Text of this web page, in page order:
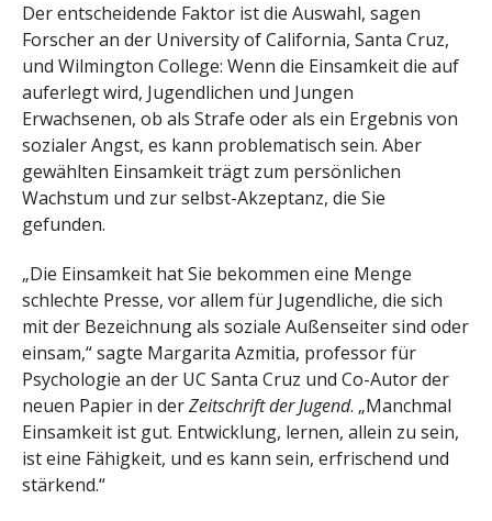
Der entscheidende Faktor ist die Auswahl, sagen
Forscher an der University of California, Santa Cruz,
und Wilmington College: Wenn die Einsamkeit die auf
auferlegt wird, Jugendlichen und Jungen
Erwachsenen, ob als Strafe oder als ein Ergebnis von
sozialer Angst, es kann problematisch sein. Aber
gewählten Einsamkeit trägt zum persönlichen
Wachstum und zur selbst-Akzeptanz, die Sie
gefunden.
„Die Einsamkeit hat Sie bekommen eine Menge
schlechte Presse, vor allem für Jugendliche, die sich
mit der Bezeichnung als soziale Außenseiter sind oder
einsam,“ sagte Margarita Azmitia, professor für
Psychologie an der UC Santa Cruz und Co-Autor der
neuen Papier in derZeitschrift der Jugend. „Manchmal
Einsamkeit ist gut. Entwicklung, lernen, allein zu sein,
ist eine Fähigkeit, und es kann sein, erfrischend und
stärkend.“